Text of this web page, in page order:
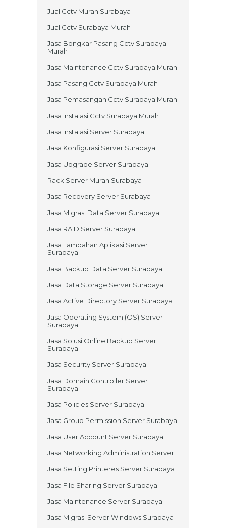
Jual Cctv Murah Surabaya
Jual Cctv Surabaya Murah
Jasa Bongkar Pasang Cctv Surabaya
Murah
Jasa Maintenance Cctv Surabaya Murah
Jasa Pasang Cctv Surabaya Murah
Jasa Pemasangan Cctv Surabaya Murah
Jasa Instalasi Cctv Surabaya Murah
Jasa Instalasi Server Surabaya
Jasa Konfigurasi Server Surabaya
Jasa Upgrade Server Surabaya
Rack Server Murah Surabaya
Jasa Recovery Server Surabaya
Jasa Migrasi Data Server Surabaya
Jasa RAID Server Surabaya
Jasa Tambahan Aplikasi Server
Surabaya
Jasa Backup Data Server Surabaya
Jasa Data Storage Server Surabaya
Jasa Active Directory Server Surabaya
Jasa Operating System (OS) Server
Surabaya
Jasa Solusi Online Backup Server
Surabaya
Jasa Security Server Surabaya
Jasa Domain Controller Server
Surabaya
Jasa Policies Server Surabaya
Jasa Group Permission Server Surabaya
Jasa User Account Server Surabaya
Jasa Networking Administration Server
Jasa Setting Printeres Server Surabaya
Jasa File Sharing Server Surabaya
Jasa Maintenance Server Surabaya
Jasa Migrasi Server Windows Surabaya